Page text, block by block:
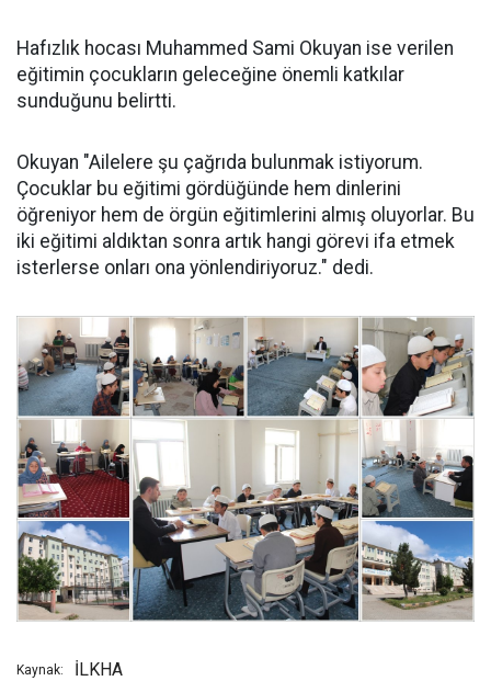
Hafızlık hocası Muhammed Sami Okuyan ise verilen
eğitimin çocukların geleceğine önemli katkılar
sunduğunu belirtti.
Okuyan "Ailelere şu çağrıda bulunmak istiyorum.
Çocuklar bu eğitimi gördüğünde hem dinlerini
öğreniyor hem de örgün eğitimlerini almış oluyorlar. Bu
iki eğitimi aldıktan sonra artık hangi görevi ifa etmek
isterlerse onları ona yönlendiriyoruz." dedi.
Kaynak: İLKHA